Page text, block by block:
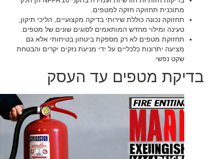
מתוכנית תחזוקה חזקה למטפים.‏
‏תחזוקה נכונה כוללת שירותי בדיקה מקצועיים, הליכי תיקון,
טעינה ומילוי מחדש המותאמים לסוגים שונים של מטפים.‏
‏תחזוקת מטפים לא רק מספקת ביטחון בטיחותי אלא גם
מציעה יתרונות כלכליים על ידי מניעת נזקים יקרים והבטחת
שקט נפשי.‏
בדיקת מטפים עד העסק